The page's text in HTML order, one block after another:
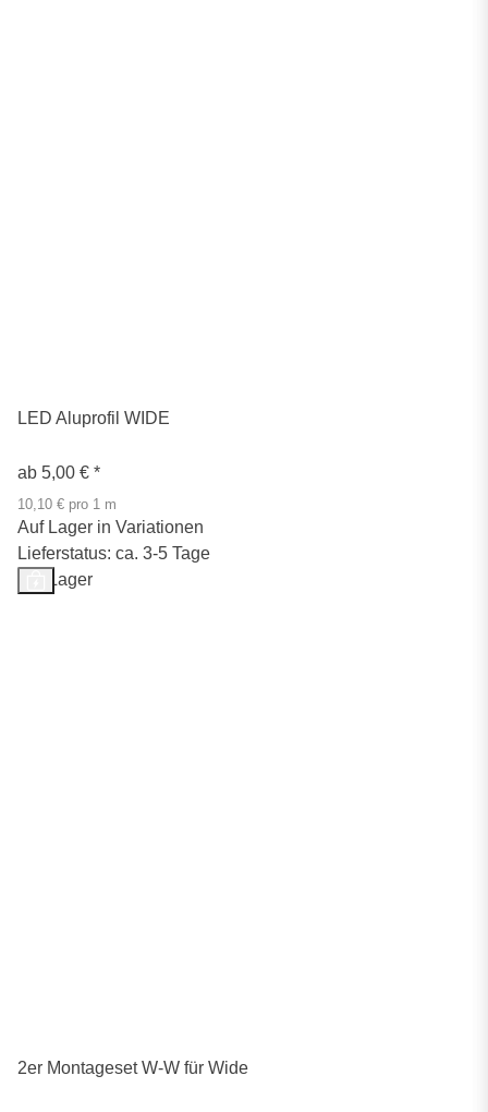
LED Aluprofil WIDE
ab 5,00 € *
10,10 € pro 1 m
Auf Lager in Variationen
Lieferstatus: ca. 3-5 Tage
Auf Lager
2er Montageset W-W für Wide